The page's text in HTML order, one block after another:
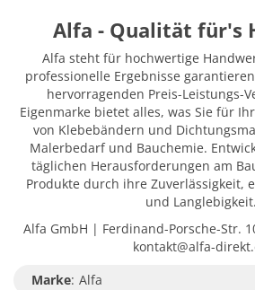
Alfa - Qualität für's
Alfa steht für hochwertige
professionelle Ergebnisse
hervorragenden Preis-Leistungs-
Eigenmarke bietet alles, was Sie für
von Klebebändern und
Malerbedarf und Bauchemie.
täglichen Herausforderungen am
Produkte durch ihre Zuverlässigkeit,
und Langlebigkeit.
Alfa GmbH | Ferdinand-Porsche-Str.
kontakt@alfa-
Marke: Alfa